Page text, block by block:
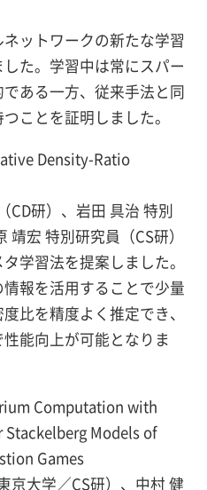
ットワークの新たな学習
た。学習中は常にスパー
ある一方、従来手法と同
ことを証明しました。
Density-Ratio
CD研）、岩田 具治 特別
宏 特別研究員（CS研）
学習法を提案しました。
報を活用することで少量
比を精度よく推定でき、
能向上が可能となりま
Computation with
Stackelberg Models of
Games
京大学／CS研）、中村 健